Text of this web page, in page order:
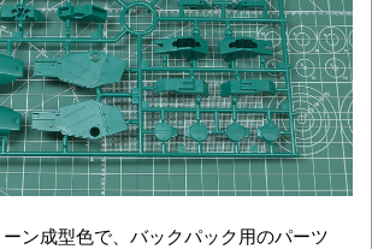
ン成型色で、バックパック用のパーツ